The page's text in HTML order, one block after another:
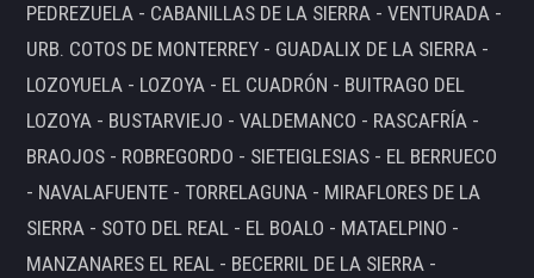
PEDREZUELA - CABANILLAS DE LA SIERRA - VENTURADA -
URB. COTOS DE MONTERREY - GUADALIX DE LA SIERRA -
LOZOYUELA - LOZOYA - EL CUADRÓN - BUITRAGO DEL
LOZOYA - BUSTARVIEJO - VALDEMANCO - RASCAFRÍA -
BRAOJOS - ROBREGORDO - SIETEIGLESIAS - EL BERRUECO
- NAVALAFUENTE - TORRELAGUNA - MIRAFLORES DE LA
SIERRA - SOTO DEL REAL - EL BOALO - MATAELPINO -
MANZANARES EL REAL - BECERRIL DE LA SIERRA -